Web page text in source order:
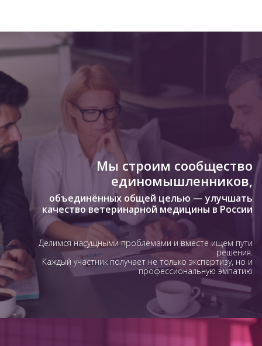
Мы строим сообщество
единомышленников,
объединённых общей целью — улучшать
качество ветеринарной медицины в России
Делимся насущными проблемами и вместе ищем пути
решения.
Каждый участник получает не только экспертизу, но и
профессиональную эмпатию